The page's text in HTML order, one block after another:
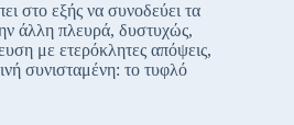
στο εξής να συνοδεύει τα
άλλη πλευρά, δυστυχώς,
με ετερόκλητες απόψεις,
συνισταμένη: το τυφλό